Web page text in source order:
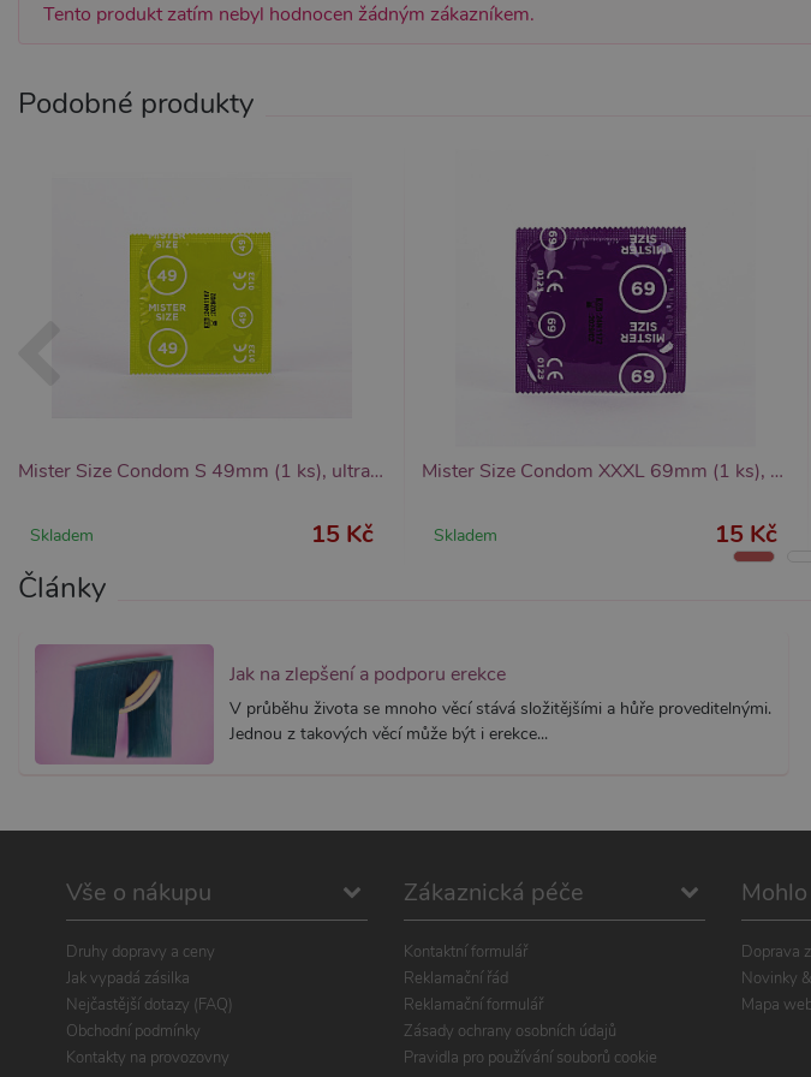
Tento produkt zatím nebyl hodnocen žádným zákazníkem.
Podobné produkty
Mister Size Condom S 49mm (1 ks), ultratenké kondomy
Skladem 15 Kč
Mister Size Condom XXXL 69mm (1 ks), ultratenké kondomy
Skladem 15 Kč
Články
Jak na zlepšení a podporu erekce
V průběhu života se mnoho věcí stává složitějšími a hůře proveditelnými.
Jednou z takových věcí může být i erekce...
Vše o nákupu
Druhy dopravy a ceny
Jak vypadá zásilka
Nejčastější dotazy (FAQ)
Obchodní podmínky
Kontakty na provozovny
Zákaznická péče
Kontaktní formulář
Reklamační řád
Reklamační formulář
Zásady ochrany osobních údajů
Pravidla pro používání souborů cookie
Doprava
Novinky
Mapa
www.google.com
1
měsíc
používané analytické služby
přiřazením náhodně
stránku na webu a slouží k
webů.
.xsexshop.cz
identifikaci zařízení napříč